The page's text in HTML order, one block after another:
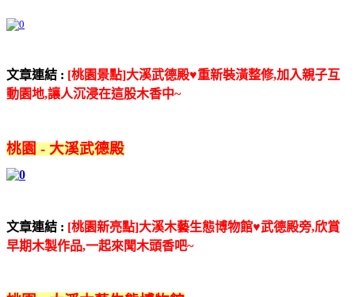
文章連結 : [桃園景點]大溪武德殿♥重新裝潢整修,加入親子互
動園地,讓人沉浸在這股木香中~
桃園 - 大溪武德殿
文章連結 : [桃園新亮點]大溪木藝生態博物館♥武德殿旁,欣賞
早期木製作品,一起來聞木頭香吧~